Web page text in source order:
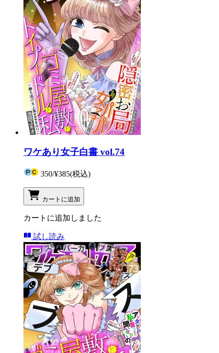
ワケあり女子白書 vol.74
350/¥385(税込)
カートに追加
カートに追加しました
試し読み